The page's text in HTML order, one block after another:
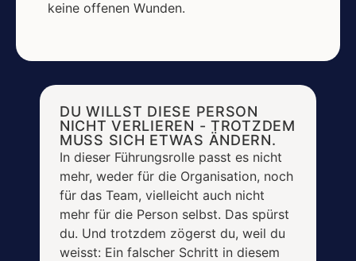
keine offenen Wunden.
DU WILLST DIESE PERSON
NICHT VERLIEREN - TROTZDEM
MUSS SICH ETWAS ÄNDERN.
In dieser Führungsrolle passt es nicht
mehr, weder für die Organisation, noch
für das Team, vielleicht auch nicht
mehr für die Person selbst. Das spürst
du. Und trotzdem zögerst du, weil du
weisst: Ein falscher Schritt in diesem